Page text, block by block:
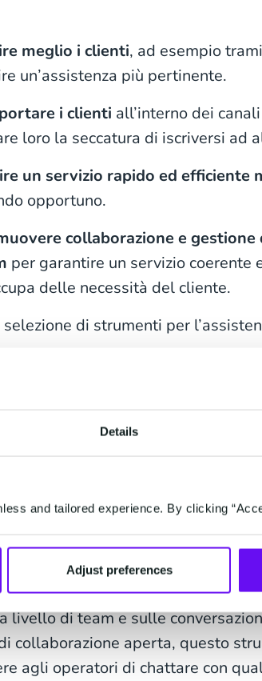
Details
and tailored experience. By clicking
Adjust preferences
meglio i clienti, ad esempio
un’assistenza più pertinente.
i clienti all’interno dei
loro la seccatura di iscriversi ad
un servizio rapido ed efficiente
opportuno.
collaborazione e
per garantire un servizio coerente
delle necessità del cliente.
selezione di strumenti per
al servizio clienti non lavorano a
a discutere con i propri
di sviluppo e realizzazione del
con le campagne in corso.
collaborazione efficace tra colleghi,
una soluzione che li aiuti ad
livello di team e sulle
collaborazione aperta, questo
agli operatori di chattare con